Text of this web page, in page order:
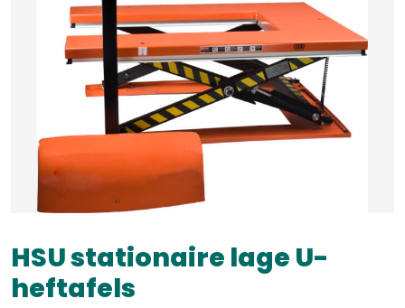
HSU stationaire lage U-
heftafels